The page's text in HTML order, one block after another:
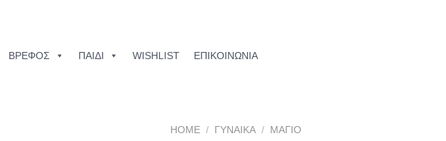
ΒΡΕΦΟΣ ΠΑΙΔΙ WISHLIST ΕΠΙΚΟΙΝΩΝΙΑ
HOME / ΓΥΝΑΙΚΑ / ΜΑΓΙΌ